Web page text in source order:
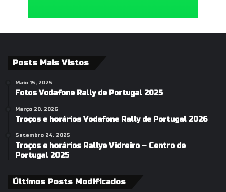
Posts Mais Vistos
Maio 15, 2025
Fotos Vodafone Rally de Portugal 2025
Março 20, 2026
Troços e horários Vodafone Rally de Portugal 2026
Setembro 24, 2025
Troços e horários Rallye Vidreiro – Centro de
Portugal 2025
Últimos Posts Modificados